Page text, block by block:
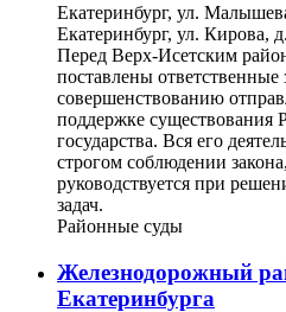
Екатеринбург, ул.
Екатеринбург, ул. Кирова,
Перед Верх-Исетским
поставлены
совершенствованию
поддержке существования
государства. Вся его
строгом соблюдении
руководствуется при
задач.
Районные суды
Железнодорожный
Екатеринбурга